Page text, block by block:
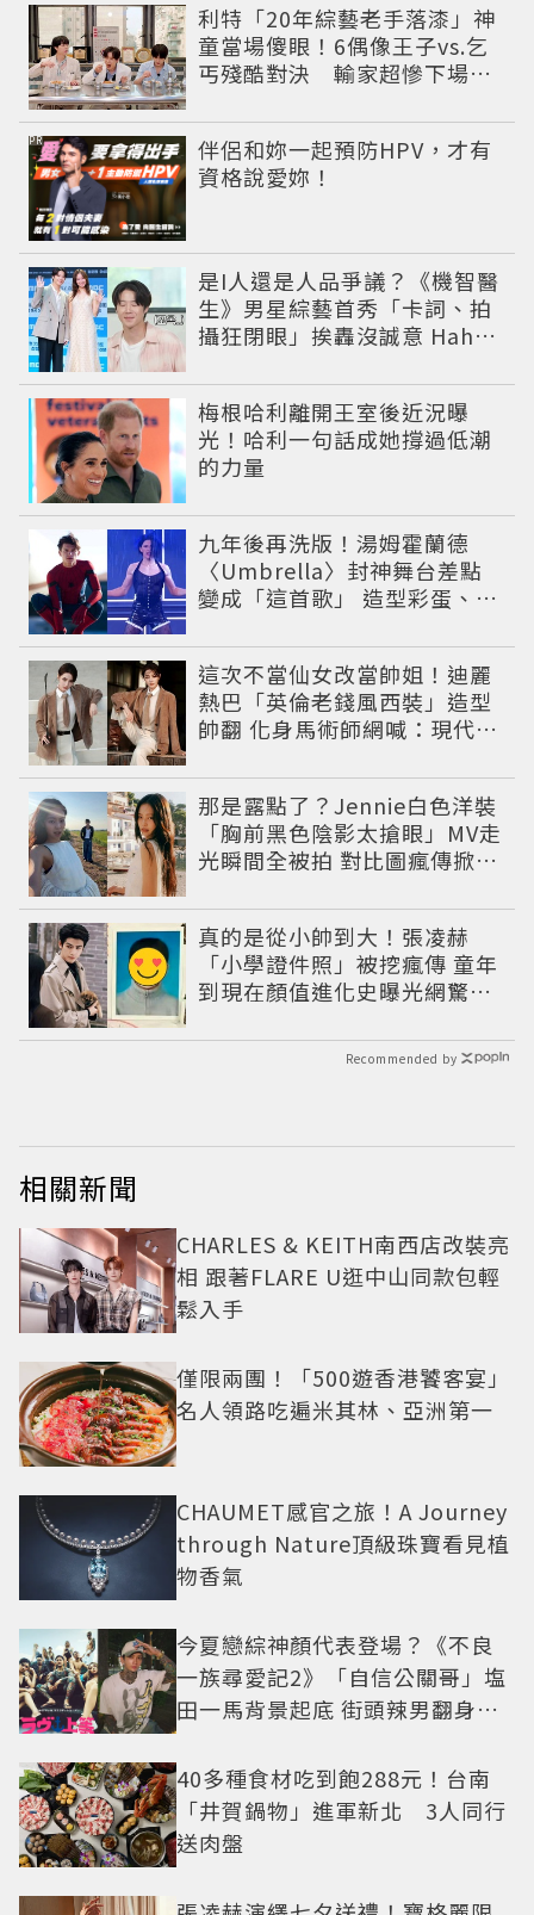
利特「20年綜藝老手落漆」神
童當場傻眼！6偶像王子vs.乞
丐殘酷對決 輸家超慘下場出
伴侶和妳一起預防HPV，才有
資格說愛妳！
PR
是I人還是人品爭議？《機智醫
生》男星綜藝首秀「卡詞、拍
攝狂閉眼」挨轟沒誠意 Haha
梅根哈利離開王室後近況曝
光！哈利一句話成她撐過低潮
的力量
九年後再洗版！湯姆霍蘭德
〈Umbrella〉封神舞台差點
變成「這首歌」 造型彩蛋、暖
這次不當仙女改當帥姐！迪麗
熱巴「英倫老錢風西裝」造型
帥翻 化身馬術師網喊：現代版
那是露點了？Jennie白色洋裝
「胸前黑色陰影太搶眼」MV走
光瞬間全被拍 對比圖瘋傳掀論
真的是從小帥到大！張凌赫
「小學證件照」被挖瘋傳 童年
到現在顏值進化史曝光網驚：
Recommended by
相關新聞
CHARLES & KEITH南西店改裝亮
相 跟著FLARE U逛中山同款包輕
鬆入手
僅限兩團！「500遊香港饕客宴」
名人領路吃遍米其林、亞洲第一
CHAUMET感官之旅！A Journey
through Nature頂級珠寶看見植
物香氣
今夏戀綜神顏代表登場？《不良
一族尋愛記2》「自信公關哥」塩
田一馬背景起底 街頭辣男翻身當
40多種食材吃到飽288元！台南
「井賀鍋物」進軍新北 3人同行
送肉盤